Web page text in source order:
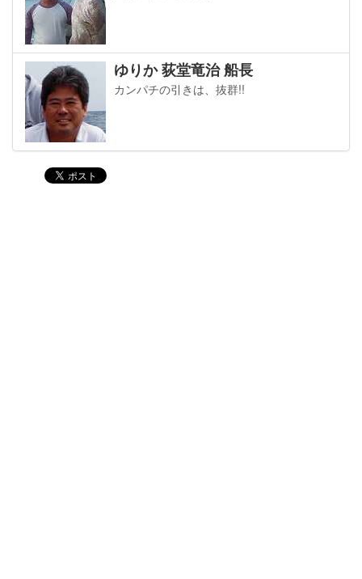
ゆりか 荻堂竜治 船長
カンパチの引きは、抜群!!